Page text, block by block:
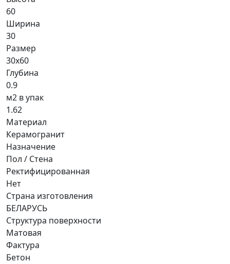
60
Ширина
30
Размер
30x60
Глубина
0.9
м2 в упак
1.62
Материал
Керамогранит
Назначение
Пол / Стена
Ректифицированная
Нет
Страна изготовления
БЕЛАРУСЬ
Структура поверхности
Матовая
Фактура
Бетон